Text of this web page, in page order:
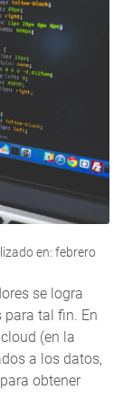
en: febrero
se logra
tal fin. En
(en la
a los datos,
obtener